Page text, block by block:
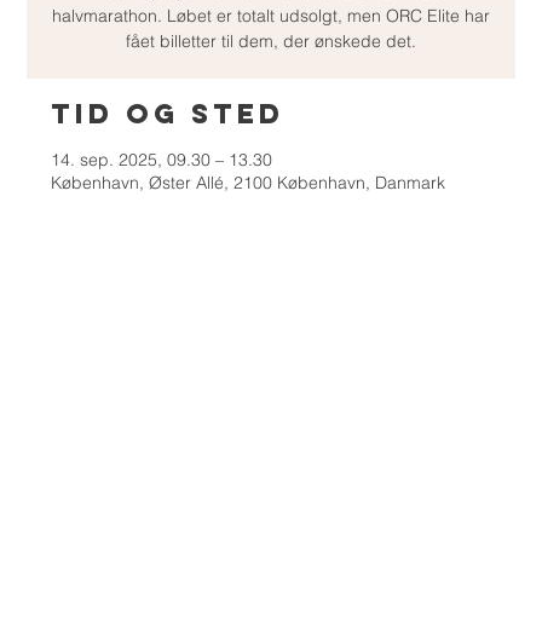
halvmarathon. Løbet er totalt udsolgt, men ORC Elite har
fået billetter til dem, der ønskede det.
Tid og sted
14. sep. 2025, 09.30 – 13.30
København, Øster Allé, 2100 København, Danmark